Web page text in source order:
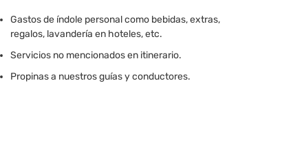
Gastos de índole personal como bebidas, extras,
regalos, lavandería en hoteles, etc.
Servicios no mencionados en itinerario.
Propinas a nuestros guías y conductores.